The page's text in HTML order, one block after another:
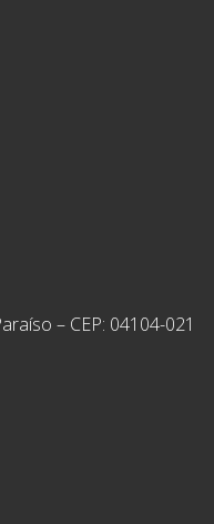
– CEP: 04104-021